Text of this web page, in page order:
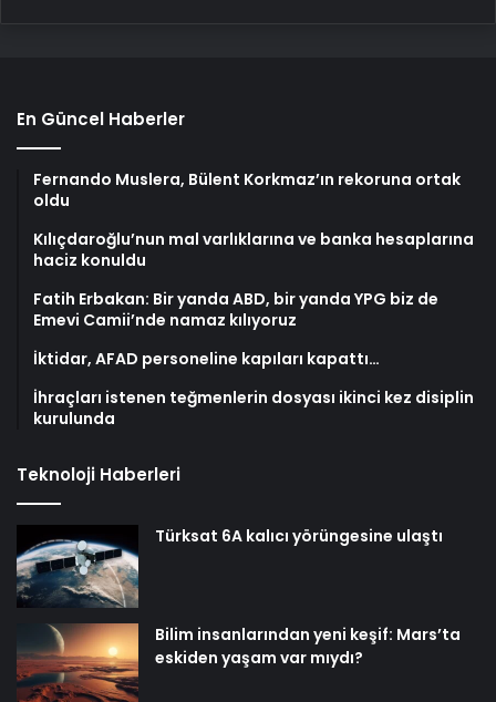
En Güncel Haberler
Fernando Muslera, Bülent Korkmaz’ın rekoruna ortak
oldu
Kılıçdaroğlu’nun mal varlıklarına ve banka hesaplarına
haciz konuldu
Fatih Erbakan: Bir yanda ABD, bir yanda YPG biz de
Emevi Camii’nde namaz kılıyoruz
İktidar, AFAD personeline kapıları kapattı…
İhraçları istenen teğmenlerin dosyası ikinci kez disiplin
kurulunda
Teknoloji Haberleri
Türksat 6A kalıcı yörüngesine ulaştı
Bilim insanlarından yeni keşif: Mars’ta
eskiden yaşam var mıydı?